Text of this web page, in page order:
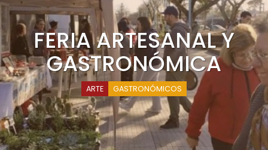
FERIA ARTESANAL Y
GASTRONÓMICA
ARTE GASTRONÓMICOS